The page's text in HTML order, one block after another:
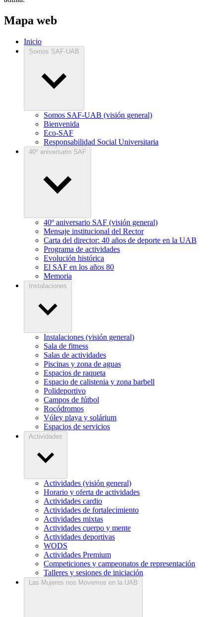
Mapa web
Inicio
Somos SAF-UAB
Somos SAF-UAB (visión general)
Bienvenida
Eco-SAF
Responsabilidad Social Universitaria
40º aniversario SAF
40º aniversario SAF (visión general)
Mensaje institucional del Rector
Carta del director: 40 años de deporte en la UAB
Programa de actividades
Evolución histórica
El SAF en los años 80
Memoria
Instalaciones
Instalaciones (visión general)
Sala de fitness
Salas de actividades
Piscinas y zona de aguas
Espacios de raqueta
Espacio de calistenia y zona barbell
Polideportivo
Campos de fútbol
Rocódromos
Vóley playa y solárium
Espacios de servicios
Actividades
Actividades (visión general)
Horario y oferta de actividades
Actividades cardio
Actividades de fortalecimiento
Actividades mixtas
Actividades cuerpo y mente
Actividades deportivas
WODS
Actividades Premium
Competiciones y campeonatos de representación
Talleres y sesiones de iniciación
Las Mujeres nos Movemos en la UAB